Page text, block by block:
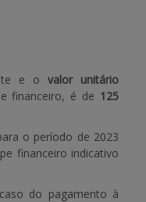
e o valor unitário
financeiro, é de 125
o período de 2023
financeiro indicativo
do pagamento à